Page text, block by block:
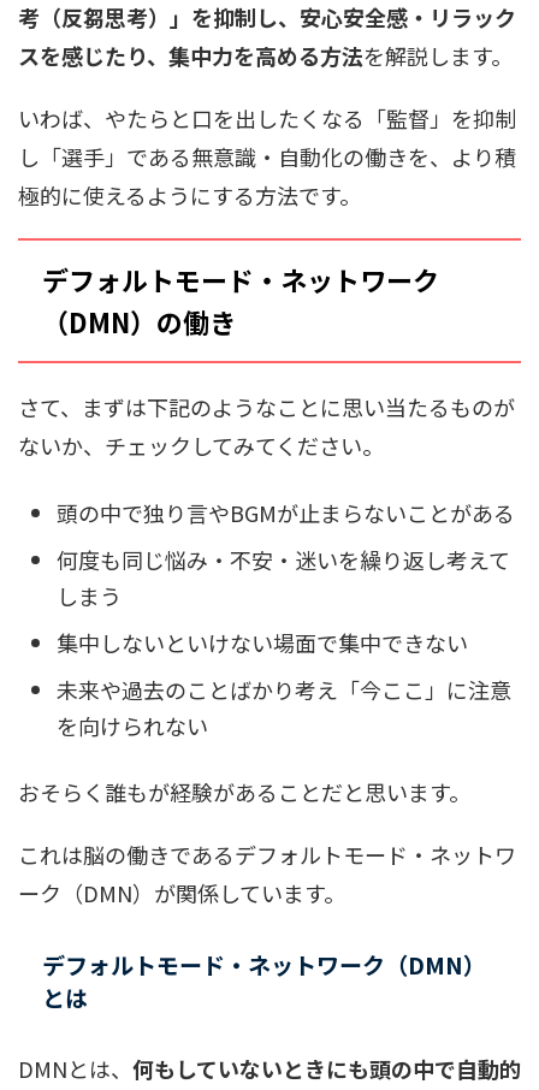
考（反芻思考）」を抑制し、安心安全感・リラック
スを感じたり、集中力を高める方法を解説します。
いわば、やたらと口を出したくなる「監督」を抑制
し「選手」である無意識・自動化の働きを、より積
極的に使えるようにする方法です。
デフォルトモード・ネットワーク
（DMN）の働き
さて、まずは下記のようなことに思い当たるものが
ないか、チェックしてみてください。
頭の中で独り言やBGMが止まらないことがある
何度も同じ悩み・不安・迷いを繰り返し考えて
しまう
集中しないといけない場面で集中できない
未来や過去のことばかり考え「今ここ」に注意
を向けられない
おそらく誰もが経験があることだと思います。
これは脳の働きであるデフォルトモード・ネットワ
ーク（DMN）が関係しています。
デフォルトモード・ネットワーク（DMN）
とは
DMNとは、 何もしていないときにも頭の中で自動的